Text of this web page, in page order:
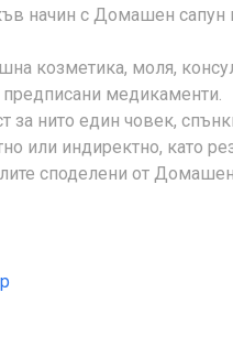
начин с Домашен сапун
козметика, моля,
медикаменти.
за нито един човек,
или индиректно, като
споделени от